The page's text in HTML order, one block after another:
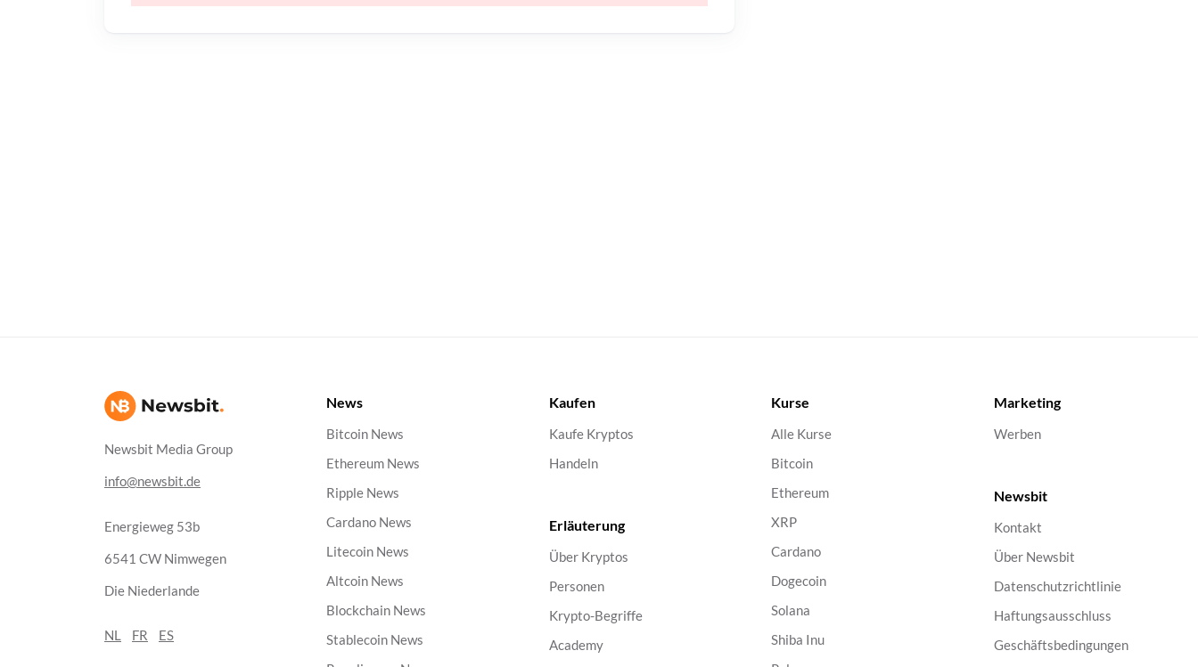
Newsbit Media Group
info@newsbit.de
Energieweg 53b
6541 CW Nimwegen
Die Niederlande
NL FR ES
News
Bitcoin News
Ethereum News
Ripple News
Cardano News
Litecoin News
Altcoin News
Blockchain News
Stablecoin News
Kaufen
Kaufe Kryptos
Handeln
Erläuterung
Über Kryptos
Personen
Krypto-Begriffe
Academy
Kurse
Alle Kurse
Bitcoin
Ethereum
XRP
Cardano
Dogecoin
Solana
Shiba Inu
Marketing
Werben
Newsbit
Kontakt
Über Newsbit
Datenschutzrichtlinie
Haftungsausschluss
Geschäftsbedingungen